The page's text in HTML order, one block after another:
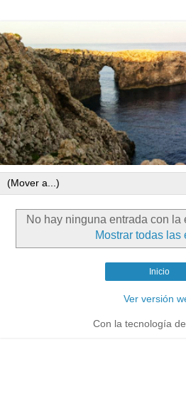
No hay ninguna entrada con la
Mostrar todas las
Inicio
Ver versión
Con la tecnología de